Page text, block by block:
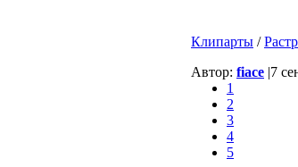
Клипарты /
Автор: fiace |7
1
2
3
4
5